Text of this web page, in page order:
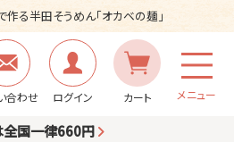
る半田そうめん「オカベの麺」
合わせ ログイン カート メニュー
全国一律660円